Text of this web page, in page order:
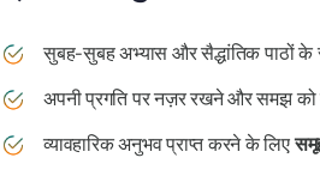
सुबह-सुबह अभ्यास और सैद्धांतिक पाठों
अपनी प्रगति पर नज़र रखने और समझ को
व्यावहारिक अनुभव प्राप्त करने के लिए